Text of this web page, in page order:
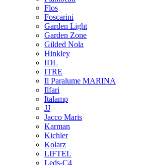
Flos
Foscarini
Garden Light
Garden Zone
Gilded Nola
Hinkley
IDL
ITRE
Il Paralume MARINA
Ilfari
Italamp
JJ
Jacco Maris
Karman
Kichler
Kolarz
LIFTEL
Leds-C4